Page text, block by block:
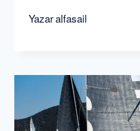
Yazaralfasail